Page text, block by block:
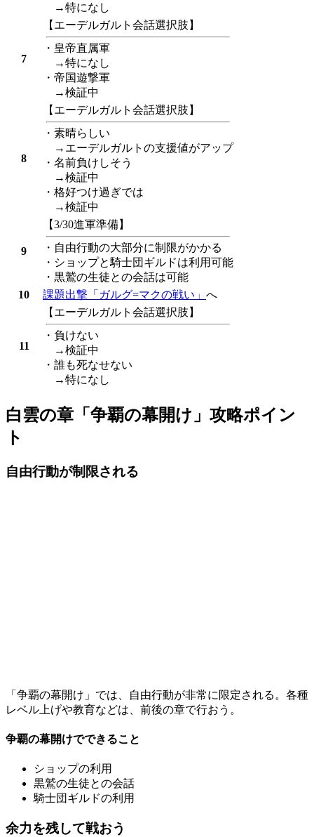
→特になし
7
【エーデルガルト会話選択肢】
・皇帝直属軍
→特になし
・帝国遊撃軍
→検証中
8
【エーデルガルト会話選択肢】
・素晴らしい
→エーデルガルトの支援値がアップ
・名前負けしそう
→検証中
・格好つけ過ぎでは
→検証中
9
【3/30進軍準備】
・自由行動の大部分に制限がかかる
・ショップと騎士団ギルドは利用可能
・黒鷲の生徒との会話は可能
10
課題出撃「ガルグ=マクの戦い」 へ
11
【エーデルガルト会話選択肢】
・負けない
→検証中
・誰も死なせない
→特になし
白雲の章「争覇の幕開け」攻略ポイン
ト
自由行動が制限される
「争覇の幕開け」では、自由行動が非常に限定される。各種
レベル上げや教育などは、前後の章で行おう。
争覇の幕開けでできること
ショップの利用
黒鷲の生徒との会話
騎士団ギルドの利用
余力を残して戦おう